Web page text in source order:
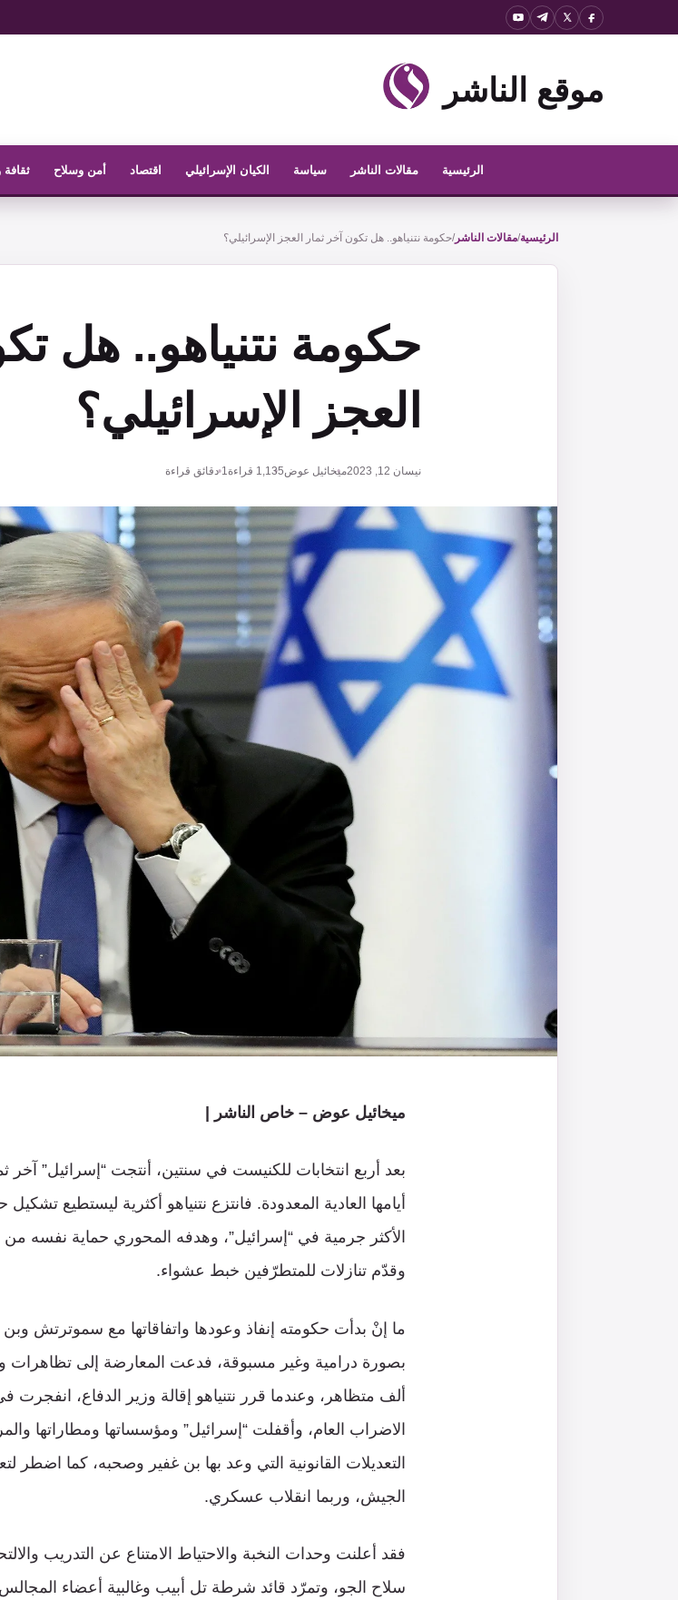
موقع الناشر
الرئيسية مقالات الناشر سياسة الكيان الإسرائيلي اقتصاد أمن وسلاح
الرئيسية/مقالات الناشر/حكومة نتنياهو.. هل تكون آخر ثمار العجز الإسرائيلي؟
حكومة نتنياهو.. هل
العجز الإسرائيلي؟
نيسان 12, 2023 ميخائيل عوض1,135 قراءة1 دقائق قراءة
ميخائيل عوض – خاص الناشر |
بعد أربع انتخابات للكنيست في سنتين، أنتجت “إسرائيل”
أيامها العادية المعدودة. فانتزع نتنياهو أكثرية ليستطيع
الأكثر جرمية في “إسرائيل”، وهدفه المحوري حماية نفسه من
وقدّم تنازلات للمتطرّفين خبط عشواء.
ما إنْ بدأت حكومته إنفاذ وعودها واتفاقاتها مع سموترتش
ألف متظاهر، وعندما قرر نتنياهو إقالة وزير الدفاع،
الاضراب العام، وأقفلت “إسرائيل” ومؤسساتها ومطاراتها
التعديلات القانونية التي وعد بها بن غفير وصحبه، كما اضطر
الجيش، وربما انقلاب عسكري.
فقد أعلنت وحدات النخبة والاحتياط الامتناع عن التدريب
سلاح الجو، وتمرّد قائد شرطة تل أبيب وغالبية أعضاء